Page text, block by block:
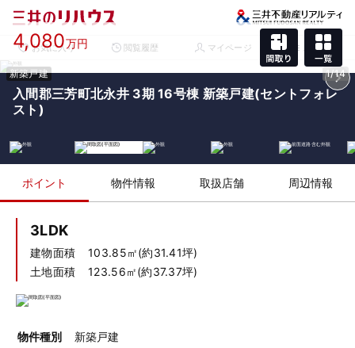
お気に入り 閲覧履歴 マイページ メニュー
新築戸建 1/14
4,080万円
入間郡三芳町北永井 3期 16号棟 新築戸建(セントフォレ
スト)
ポイント 物件情報 取扱店舗 周辺情報
3LDK
建物面積
103.85㎡(約31.41坪)
土地面積
123.56㎡(約37.37坪)
物件種別 新築戸建